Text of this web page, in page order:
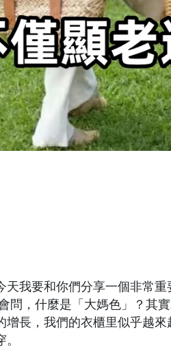
天我要和你們分享一個非常
問，什麼是「大媽色」？其
增長，我們的衣櫃里似乎越